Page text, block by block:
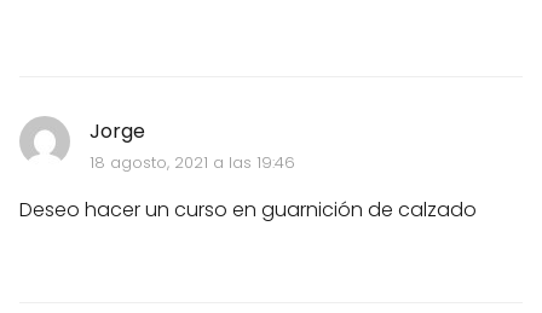
Jorge
18 agosto, 2021 a las 19:46
Deseo hacer un curso en guarnición de calzado